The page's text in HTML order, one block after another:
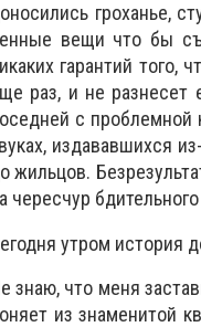
гроханье,
вещи что бы
гарантий того,
раз, и не разнесет
с
издававшихся
жильцов.
чересчур
утром история
знаю, что меня
из знаменитой